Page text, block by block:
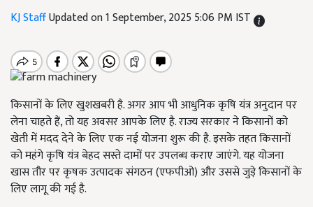
KJ StaffUpdated on 1 September, 2025 5:06 PM IST
किसानों के लिए खुशखबरी है. अगर आप भी आधुनिक कृषि यंत्र अनुदान पर
लेना चाहते हैं, तो यह अवसर आपके लिए है. राज्य सरकार ने किसानों को
खेती में मदद देने के लिए एक नई योजना शुरू की है. इसके तहत किसानों
को महंगे कृषि यंत्र बेहद सस्ते दामों पर उपलब्ध कराए जाएंगे. यह योजना
खास तौर पर कृषक उत्पादक संगठन (एफपीओ) और उससे जुड़े किसानों के
लिए लागू की गई है.